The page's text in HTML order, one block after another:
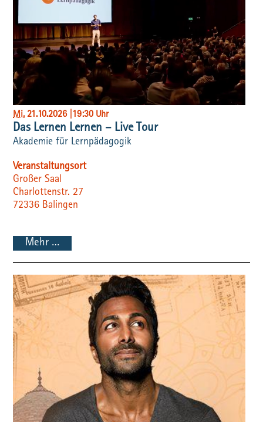
Mi, 21.10.2026 19:30 Uhr
Das Lernen Lernen – Live Tour
Akademie für Lernpädagogik
Veranstaltungsort
Großer Saal
Charlottenstr. 27
72336 Balingen
Mehr …